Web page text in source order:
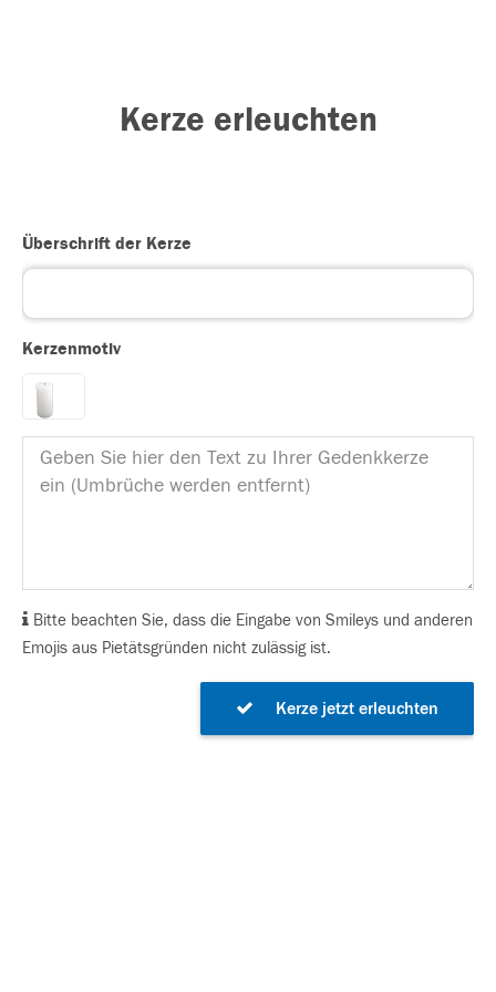
Kerze erleuchten
Überschrift der Kerze
Kerzenmotiv
Bitte beachten Sie, dass die Eingabe von Smileys und anderen
Emojis aus Pietätsgründen nicht zulässig ist.
Kerze jetzt erleuchten